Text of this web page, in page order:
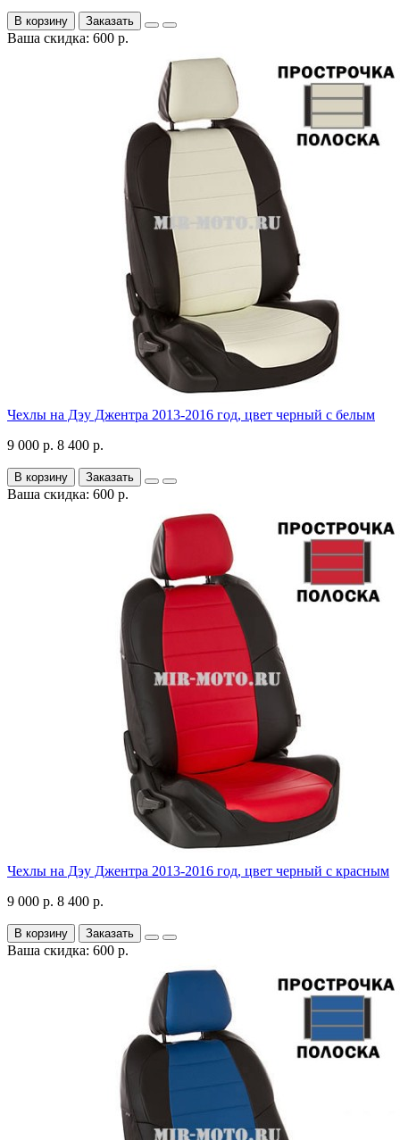
В корзину Заказать
Ваша скидка: 600 р.
Чехлы на Дэу Джентра 2013-2016 год, цвет черный с белым
9 000 р. 8 400 р.
В корзину Заказать
Ваша скидка: 600 р.
Чехлы на Дэу Джентра 2013-2016 год, цвет черный с красным
9 000 р. 8 400 р.
В корзину Заказать
Ваша скидка: 600 р.